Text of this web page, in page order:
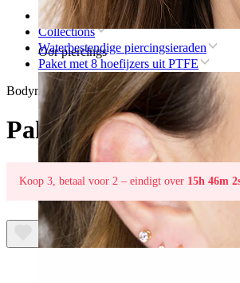
Oor piercings
Home
Collections
Waterbestendige piercingsieraden
Paket met 8 hoefijzers uit PTFE
Bodymod Essentials
Paket met 8
Koop 3, betaal voor 2 – eindigt over 15h 46m